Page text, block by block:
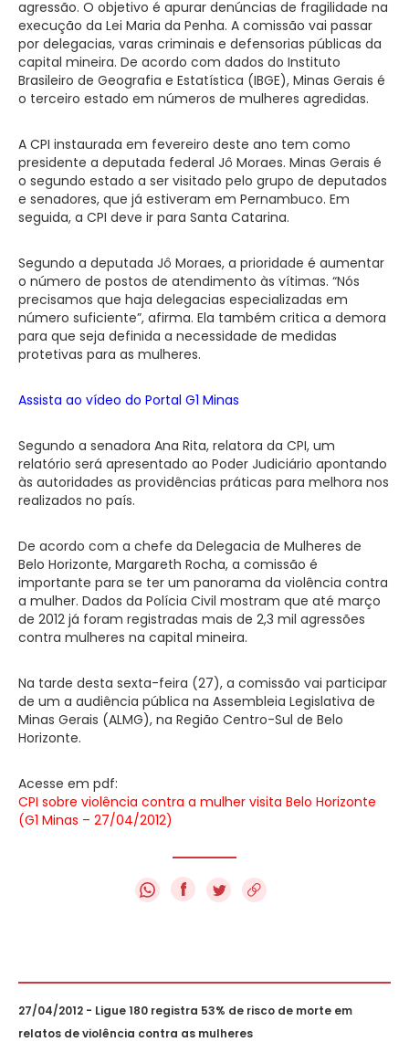
agressão. O objetivo é apurar denúncias de fragilidade na
execução da Lei Maria da Penha. A comissão vai passar
por delegacias, varas criminais e defensorias públicas da
capital mineira. De acordo com dados do Instituto
Brasileiro de Geografia e Estatística (IBGE), Minas Gerais é
o terceiro estado em números de mulheres agredidas.
A CPI instaurada em fevereiro deste ano tem como
presidente a deputada federal Jô Moraes. Minas Gerais é
o segundo estado a ser visitado pelo grupo de deputados
e senadores, que já estiveram em Pernambuco. Em
seguida, a CPI deve ir para Santa Catarina.
Segundo a deputada Jô Moraes, a prioridade é aumentar
o número de postos de atendimento às vítimas. “Nós
precisamos que haja delegacias especializadas em
número suficiente”, afirma. Ela também critica a demora
para que seja definida a necessidade de medidas
protetivas para as mulheres.
Assista ao vídeo do Portal G1 Minas
Segundo a senadora Ana Rita, relatora da CPI, um
relatório será apresentado ao Poder Judiciário apontando
às autoridades as providências práticas para melhora nos
realizados no país.
De acordo com a chefe da Delegacia de Mulheres de
Belo Horizonte, Margareth Rocha, a comissão é
importante para se ter um panorama da violência contra
a mulher. Dados da Polícia Civil mostram que até março
de 2012 já foram registradas mais de 2,3 mil agressões
contra mulheres na capital mineira.
Na tarde desta sexta-feira (27), a comissão vai participar
de um a audiência pública na Assembleia Legislativa de
Minas Gerais (ALMG), na Região Centro-Sul de Belo
Horizonte.
Acesse em pdf:
CPI sobre violência contra a mulher visita Belo Horizonte
(G1 Minas – 27/04/2012)
f
27/04/2012 - Ligue 180 registra 53% de risco de morte em
relatos de violência contra as mulheres